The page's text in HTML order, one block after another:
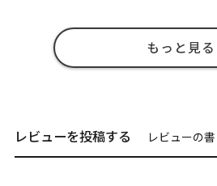
もっと見る
レビューを投稿する レビューの